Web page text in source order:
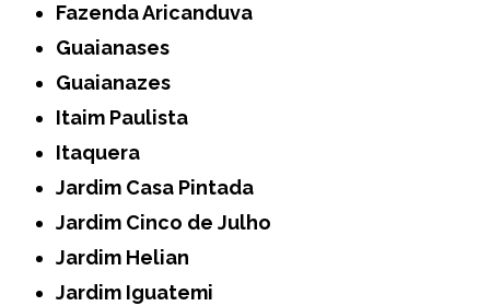
Fazenda Aricanduva
Guaianases
Guaianazes
Itaim Paulista
Itaquera
Jardim Casa Pintada
Jardim Cinco de Julho
Jardim Helian
Jardim Iguatemi